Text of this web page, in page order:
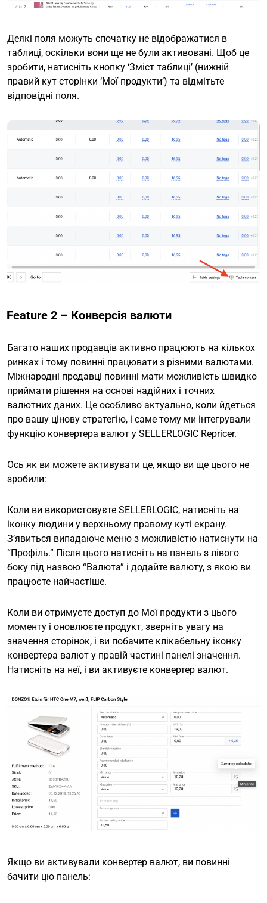
Деякі поля можуть спочатку не відображатися в
таблиці, оскільки вони ще не були активовані. Щоб це
зробити, натисніть кнопку ‘Зміст таблиці’ (нижній
правий кут сторінки ‘Мої продукти’) та відмітьте
відповідні поля.
Feature 2 – Конверсія валюти
Багато наших продавців активно працюють на кількох
ринках і тому повинні працювати з різними валютами.
Міжнародні продавці повинні мати можливість швидко
приймати рішення на основі надійних і точних
валютних даних. Це особливо актуально, коли йдеться
про вашу цінову стратегію, і саме тому ми інтегрували
функцію конвертера валют у SELLERLOGIC Repricer.
Ось як ви можете активувати це, якщо ви ще цього не
зробили:
Коли ви використовуєте SELLERLOGIC, натисніть на
іконку людини у верхньому правому куті екрану.
З’явиться випадаюче меню з можливістю натиснути на
“Профіль.” Після цього натисніть на панель з лівого
боку під назвою “Валюта” і додайте валюту, з якою ви
працюєте найчастіше.
Коли ви отримуєте доступ до Мої продукти з цього
моменту і оновлюєте продукт, зверніть увагу на
значення сторінок, і ви побачите клікабельну іконку
конвертера валют у правій частині панелі значення.
Натисніть на неї, і ви активуєте конвертер валют.
Якщо ви активували конвертер валют, ви повинні
бачити цю панель: